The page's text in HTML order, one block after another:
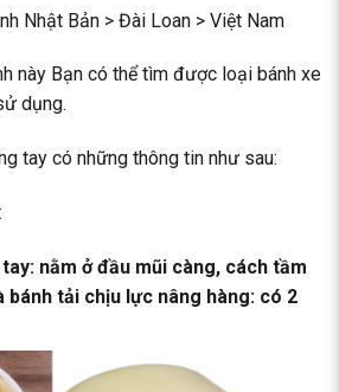
Bản > Đài Loan > Việt Nam
này Bạn có thể tìm được loại bánh xe
dụng.
tay có những thông tin như sau:
nằm ở đầu mũi càng, cách tầm
bánh tải chịu lực nâng hàng: có 2